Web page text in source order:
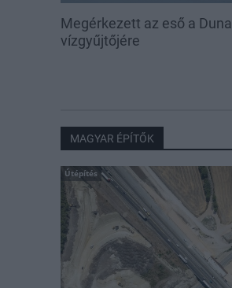
Megérkezett az eső a Duna
vízgyűjtőjére
MAGYAR ÉPÍTŐK
Útépítés